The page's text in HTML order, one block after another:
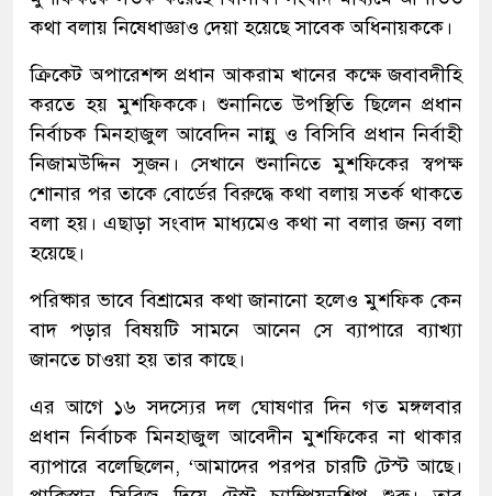
কথা বলায় নিষেধাজ্ঞাও দেয়া হয়েছে সাবেক অধিনায়ককে।
ক্রিকেট অপারেশন্স প্রধান আকরাম খানের কক্ষে জবাবদীহি
করতে হয় মুশফিককে। শুনানিতে উপস্থিতি ছিলেন প্রধান
নির্বাচক মিনহাজুল আবেদিন নান্নু ও বিসিবি প্রধান নির্বাহী
নিজামউদ্দিন সুজন। সেখানে শুনানিতে মুশফিকের স্বপক্ষ
শোনার পর তাকে বোর্ডের বিরুদ্ধে কথা বলায় সতর্ক থাকতে
বলা হয়। এছাড়া সংবাদ মাধ্যমেও কথা না বলার জন্য বলা
হয়েছে।
পরিষ্কার ভাবে বিশ্রামের কথা জানানো হলেও মুশফিক কেন
বাদ পড়ার বিষয়টি সামনে আনেন সে ব্যাপারে ব্যাখ্যা
জানতে চাওয়া হয় তার কাছে।
এর আগে ১৬ সদস্যের দল ঘোষণার দিন গত মঙ্গলবার
প্রধান নির্বাচক মিনহাজুল আবেদীন মুশফিকের না থাকার
ব্যাপারে বলেছিলেন, ‘আমাদের পরপর চারটি টেস্ট আছে।